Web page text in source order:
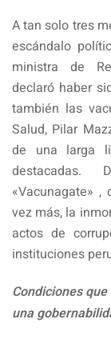
A tan solo tres
escándalo
ministra de
declaró haber
también las
Salud, Pilar
de una larga
destacadas.
«Vacunagate»
vez más, la
actos de
instituciones
Condiciones
una